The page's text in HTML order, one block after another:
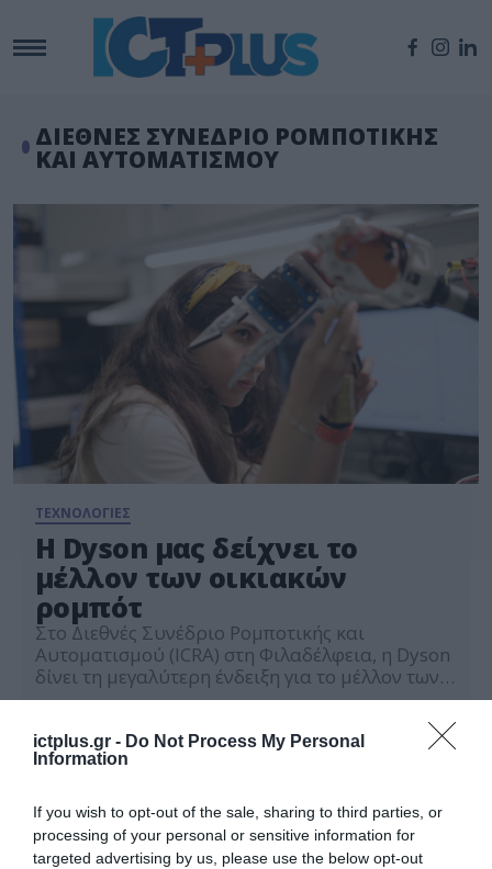
ictplus.gr - Do Not Process My Personal
Information
If you wish to opt-out of the sale, sharing to third parties, or
processing of your personal or sensitive information for
targeted advertising by us, please use the below opt-out
ΔΙΕΘΝΕΣ ΣΥΝΕΔΡΙΟ ΡΟΜΠΟΤΙΚΗΣ
ΚΑΙ ΑΥΤΟΜΑΤΙΣΜΟΥ
ΤΕΧΝΟΛΟΓΙΕΣ
Η Dyson μας δείχνει το
μέλλον των οικιακών
ρομπότ
Στο Διεθνές Συνέδριο Ρομποτικής και
Αυτοματισμού (ICRA) στη Φιλαδέλφεια, η Dyson
δίνει τη μεγαλύτερη ένδειξη για το μέλλον των
οικιακών ρομπότ, καθώς προσπαθεί να
της ρομποτικής για να ενταχθούν στην ταχέως
αναπτυσσόμενη ομάδα της. Στο συνέδριο, η
φιλοδοξίες της στην προηγμένη ρομποτική και
[…]